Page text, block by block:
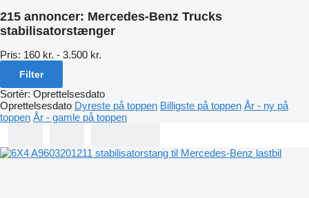
215 annoncer: Mercedes-Benz Trucks
stabilisatorstænger
Pris: 160 kr. - 3.500 kr.
Filter
Sortér: Oprettelsesdato
Oprettelsesdato Dyreste på toppen Billigste på toppen År - ny på
toppen År - gamle på toppen